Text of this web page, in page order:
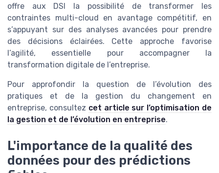
offre aux DSI la possibilité de transformer les
contraintes multi-cloud en avantage compétitif, en
s’appuyant sur des analyses avancées pour prendre
des décisions éclairées. Cette approche favorise
l’agilité, essentielle pour accompagner la
transformation digitale de l’entreprise.
Pour approfondir la question de l’évolution des
pratiques et de la gestion du changement en
entreprise, consultez cet article sur l’optimisation de
la gestion et de l’évolution en entreprise.
L'importance de la qualité des
données pour des prédictions